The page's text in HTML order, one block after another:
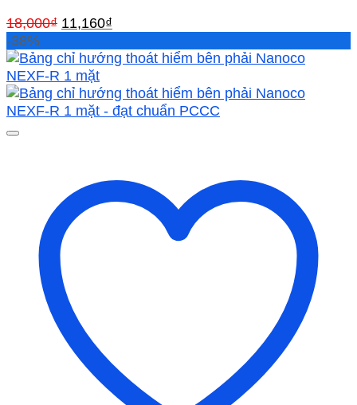
18,000₫ Giá
là:
18,000₫.
11,160₫
tại
11,160₫.
-38%